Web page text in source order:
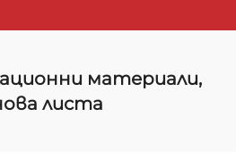
материали,
листа